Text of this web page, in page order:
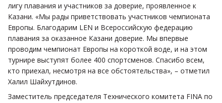
лигу плавания и участников за доверие, проявленное к
Казани. «Мы рады приветствовать участников чемпионата
Европы. Благодарим LEN и Всероссийскую федерацию
плавания за оказанное Казани доверие. Мы впервые
проводим чемпионат Европы на короткой воде, и на этом
турнире выступят более 400 спортсменов. Спасибо всем,
кто приехал, несмотря на все обстоятельства», – отметил
Халил Шайхутдинов.
Заместитель председателя Технического комитета FINA по